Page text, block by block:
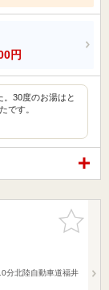
円
30度のお湯はと
です。
お気に入
りに追加
分北陸自動車道福井